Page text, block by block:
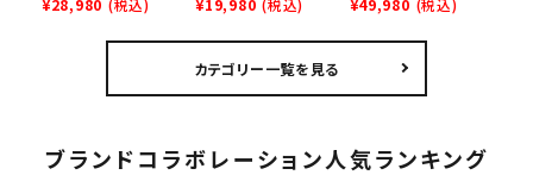
カテゴリー一覧を見る
ブランドコラボレーション人気ランキング